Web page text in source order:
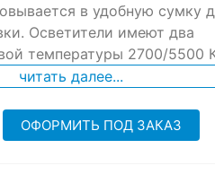
в удобную сумку
Осветители имеют два
температуры 2700/5500
читать далее...
ОФОРМИТЬ ПОД ЗАКАЗ